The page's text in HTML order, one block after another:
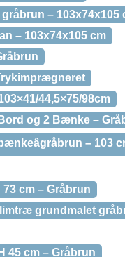
– 103x74x105
– 103x74x105 cm
44,5×75/98cm
og 2 Bænke –
– 103
cm – Gråbrun
grundmalet
45 cm – Gråbrun